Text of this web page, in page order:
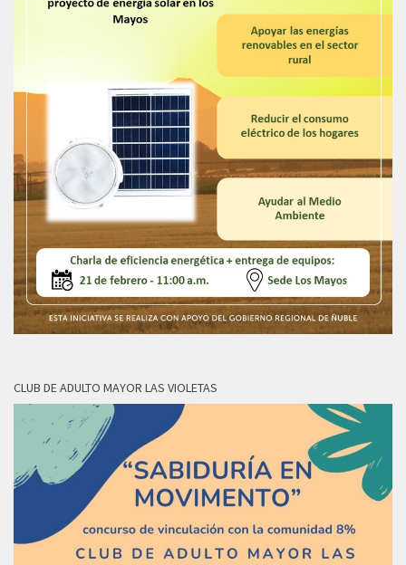
CLUB DE ADULTO MAYOR LAS VIOLETAS